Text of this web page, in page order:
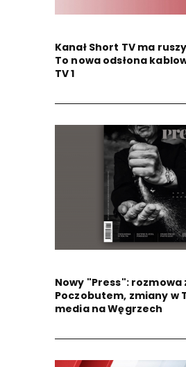
Kanał Short TV ma
To nowa odsłona
TV 1
Nowy "Press": rozmowa
Poczobutem, zmiany w
media na Węgrzech